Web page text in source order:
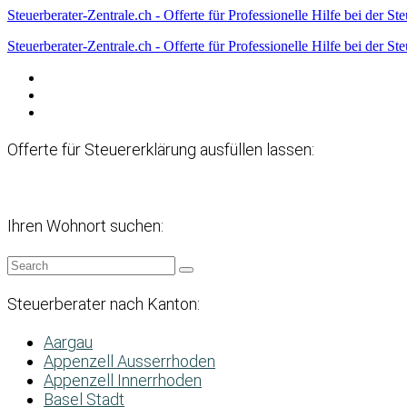
Steuerberater-Zentrale.ch - Offerte für Professionelle Hilfe bei der
Steuerberater-Zentrale.ch - Offerte für Professionelle Hilfe bei der
Offerte für Steuererklärung ausfüllen lassen:
Ihren Wohnort suchen:
Steuerberater nach Kanton:
Aargau
Appenzell Ausserrhoden
Appenzell Innerrhoden
Basel Stadt